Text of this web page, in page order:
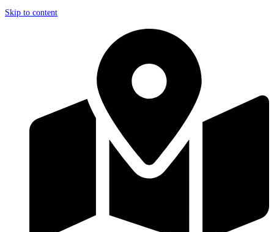
Skip to content